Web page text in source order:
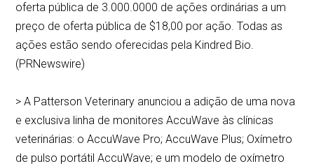
oferta pública de 3.000.0000 de ações ordinárias a um
preço de oferta pública de $18,00 por ação. Todas as
ações estão sendo oferecidas pela Kindred Bio.
(PRNewswire)
> A Patterson Veterinary anunciou a adição de uma nova
e exclusiva linha de monitores AccuWave às clínicas
veterinárias: o AccuWave Pro; AccuWave Plus; Oxímetro
de pulso portátil AccuWave; e um modelo de oxímetro